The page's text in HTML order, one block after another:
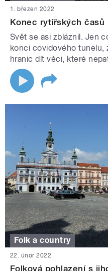
1. březen 2022
Konec rytířských časů
Svět se asi zbláznil. Jen
konci covidového tunelu,
hranic dít věci, které
Folk a country
22. únor 2022
Folková pohlazení s